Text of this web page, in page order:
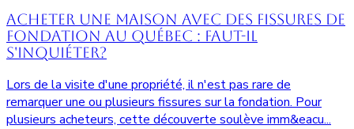
Acheter une maison avec des fissures de
fondation au Québec : faut-il
s'inquiéter?
Lors de la visite d'une propriété, il n'est pas rare de
remarquer une ou plusieurs fissures sur la fondation. Pour
plusieurs acheteurs, cette découverte soulève imm&eacu...